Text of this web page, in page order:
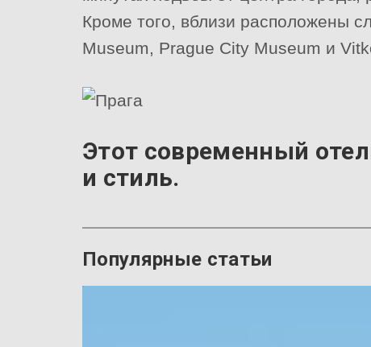
Кроме того, вблизи расположены
Museum, Prague City Museum и
Этот современный
и стиль.
Популярные статьи